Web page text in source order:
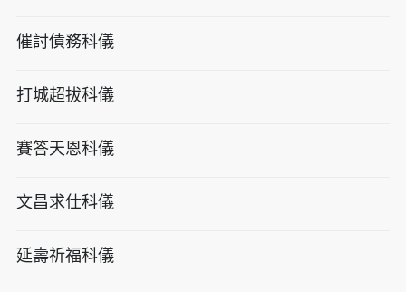
催討債務科儀
打城超拔科儀
賽答天恩科儀
文昌求仕科儀
延壽祈福科儀